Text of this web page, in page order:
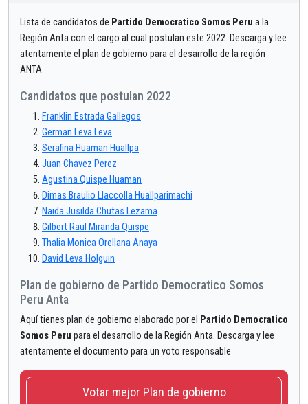
Lista de candidatos de Partido Democratico Somos Peru a la
Región Anta con el cargo al cual postulan este 2022. Descarga y lee
atentamente el plan de gobierno para el desarrollo de la región
ANTA
Candidatos que postulan 2022
Franklin Estrada Gallegos
German Leva Leva
Serafina Huaman Huallpa
Juan Chavez Perez
Agustina Quispe Huaman
Dimas Braulio Llaccolla Huallparimachi
Naida Jusilda Chutas Lezama
Gilbert Raul Miranda Quispe
Thalia Monica Orellana Anaya
David Leva Holguin
Plan de gobierno de Partido Democratico Somos
Peru Anta
Aquí tienes plan de gobierno elaborado por el Partido Democratico
Somos Peru para el desarrollo de la Región Anta. Descarga y lee
atentamente el documento para un voto responsable
Votar mejor Plan de gobierno